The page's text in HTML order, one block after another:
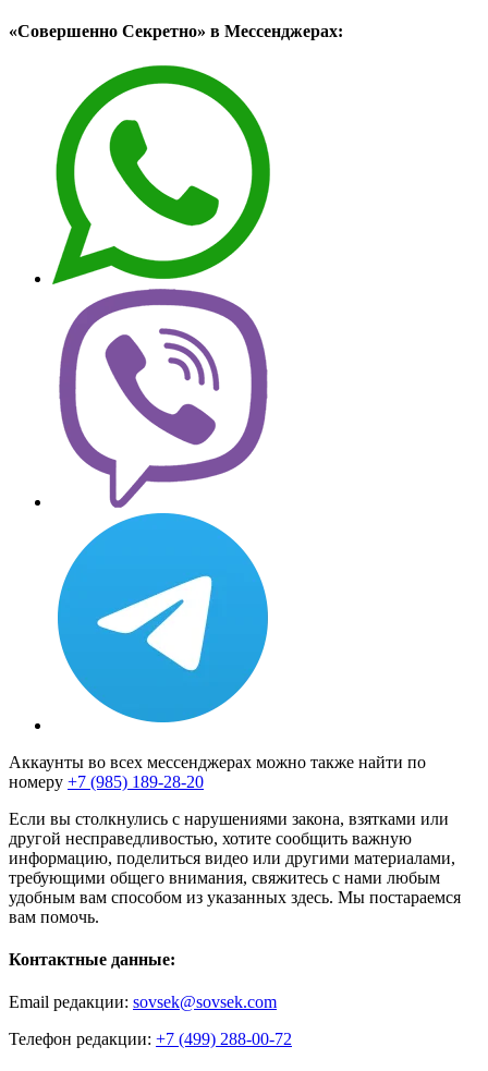
«Совершенно Секретно» в Мессенджерах:
Аккаунты во всех мессенджерах можно также найти по
номеру +7 (985) 189-28-20
Если вы столкнулись с нарушениями закона, взятками или
другой несправедливостью, хотите сообщить важную
информацию, поделиться видео или другими материалами,
требующими общего внимания, свяжитесь с нами любым
удобным вам способом из указанных здесь. Мы постараемся
вам помочь.
Контактные данные:
Email редакции: sovsek@sovsek.com
Телефон редакции: +7 (499) 288-00-72